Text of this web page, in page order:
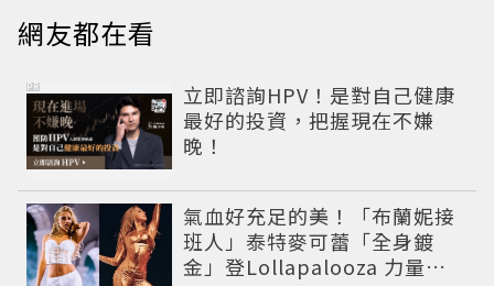
網友都在看
立即諮詢HPV！是對自己健康
最好的投資，把握現在不嫌
晚！
PR
氣血好充足的美！「布蘭妮接
班人」泰特麥可蕾「全身鍍
金」登Lollapalooza 力量感